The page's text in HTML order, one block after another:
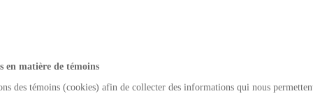
en matière de témoins
des témoins (cookies) afin de collecter des informations qui nous